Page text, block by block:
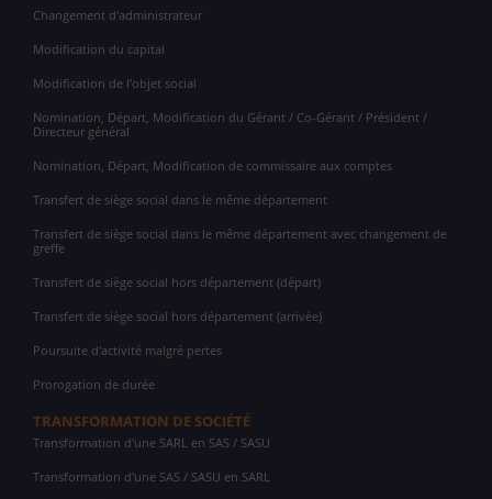
Changement d'administrateur
Modification du capital
Modification de l'objet social
Nomination, Départ, Modification du Gérant / Co-Gérant / Président /
Directeur général
Nomination, Départ, Modification de commissaire aux comptes
Transfert de siège social dans le même département
Transfert de siège social dans le même département avec changement de
greffe
Transfert de siège social hors département (départ)
Transfert de siège social hors département (arrivée)
Poursuite d'activité malgré pertes
Prorogation de durée
TRANSFORMATION DE SOCIÉTÉ
Transformation d'une SARL en SAS / SASU
Transformation d'une SAS / SASU en SARL